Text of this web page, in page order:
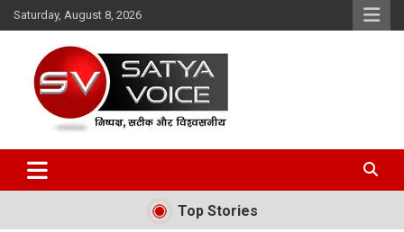
Skip
to
Saturday, August 8, 2026
Satya Voice
Top Stories